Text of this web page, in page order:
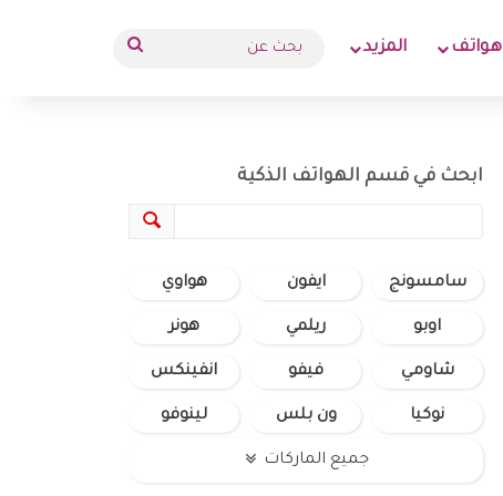
هواتف المزيد بحث
ابحث في قسم الهواتف الذكية
سامسونج ايفون هواوي
اوبو ريلمي هونر
شاومي فيفو انفينكس
نوكيا ون بلس لينوفو
جميع الماركات